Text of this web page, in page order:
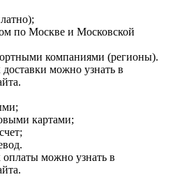
по Москве и Московской
компаниями (регионы).
можно узнать в
картами;
можно узнать в